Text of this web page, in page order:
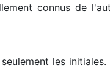
connus de
les